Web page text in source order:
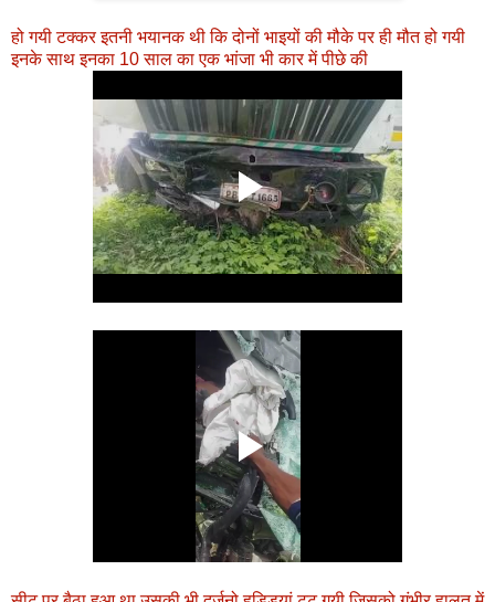
हो गयी टक्कर इतनी भयानक थी कि दोनों भाइयों की मौके पर ही मौत हो गयी
इनके साथ इनका 10 साल का एक भांजा भी कार में पीछे की